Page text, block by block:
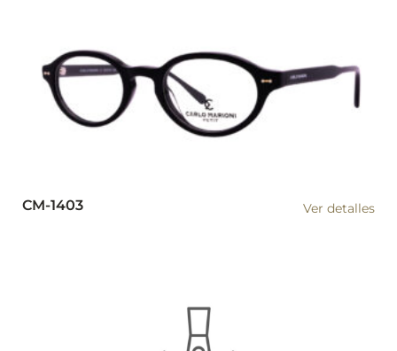
CM-1403 Ver detalles